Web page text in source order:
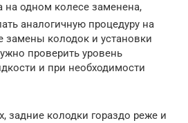
на одном колесе заменена,
аналогичную процедуру на
замены колодок и установки
проверить уровень
и при необходимости
задние колодки гораздо реже и